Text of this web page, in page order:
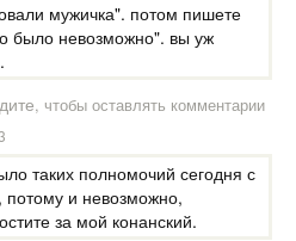
мужичка". потом пишете
было невозможно". вы уж
, чтобы оставлять комментарии
таких полномочий сегодня с
потому и невозможно,
за мой конанский.